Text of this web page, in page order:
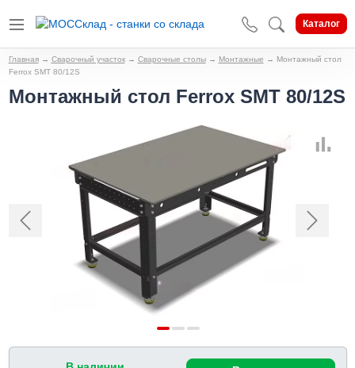
Каталог
Главная → Сварочный участок → Сварочные столы → Монтажные → Монтажный стол
Ferrox SMT 80/12S
Монтажный стол Ferrox SMT 80/12S
Предыдущий